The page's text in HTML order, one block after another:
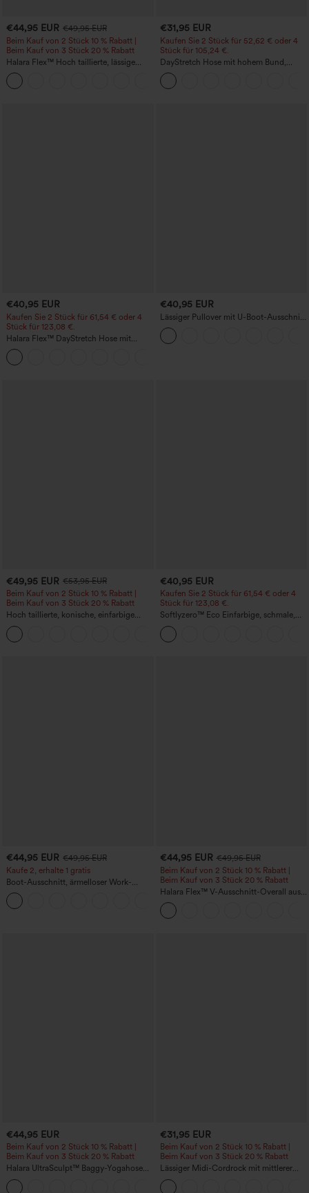
€44,95 EUR €49,95 EUR
Beim Kauf von 2 Stück 10 % Rabatt |
Beim Kauf von 3 Stück 20 % Rabatt
Halara Flex™ Hoch taillierte, lässige
Jeans mit Taschen, umgekrempeltem
Saum, weitem Bein und verwaschenem
Finish
€31,95 EUR
Kaufen Sie 2 Stück für 52,62 € oder 4
Stück für 105,24 €.
DayStretch Hose mit hohem Bund,
Barrel-Leg und Taschen
€40,95 EUR
Kaufen Sie 2 Stück für 61,54 € oder 4
Stück für 123,08 €.
Halara Flex™ DayStretch Hose mit
mittlerer Bundhöhe, seitlicher
Reißverschlusstasche und
Work‑Flare‑Schnitt
€40,95 EUR
Lässiger Pullover mit U-Boot-Ausschnitt
und Fledermausärmeln.
€49,95 EUR €53,95 EUR
Beim Kauf von 2 Stück 10 % Rabatt |
Beim Kauf von 3 Stück 20 % Rabatt
Hoch taillierte, konische, einfarbige
Anzughose mit Seitentaschen
€40,95 EUR
Kaufen Sie 2 Stück für 61,54 € oder 4
Stück für 123,08 €.
Softlyzero™ Eco Einfarbige, schmale,
hoch taillierte Wanderhose mit
mehreren Taschen
€44,95 EUR €49,95 EUR
Kaufe 2, erhalte 1 gratis
Boot-Ausschnitt, ärmelloser Work-
Jumpsuit mit seitlicher Bindung,
kühlender Cool-Touch-Effekt, gestreift
und mit Taschen – Easy Peezy Edition
€44,95 EUR €49,95 EUR
Beim Kauf von 2 Stück 10 % Rabatt |
Beim Kauf von 3 Stück 20 % Rabatt
Halara Flex™ V-Ausschnitt-Overall aus
gewaschenem Denim mit Taschen –
lässig
€44,95 EUR
Beim Kauf von 2 Stück 10 % Rabatt |
Beim Kauf von 3 Stück 20 % Rabatt
Halara UltraSculpt™ Baggy-Yogahose
mit hohem Bund, Bauchkontrolle,
Color-Block-Streifen und Taschen
€31,95 EUR
Beim Kauf von 2 Stück 10 % Rabatt |
Beim Kauf von 3 Stück 20 % Rabatt
Lässiger Midi-Cordrock mit mittlerer
Bundhöhe und vorderseitiger
Klapptasche